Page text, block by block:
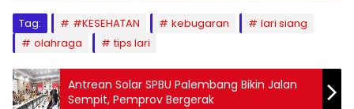
Tag: #KESEHATAN kebugaran
lari siang
olahraga
tips lari
Antrean Solar SPBU Palembang Bikin Jalan
Sempit, Pemprov Bergerak